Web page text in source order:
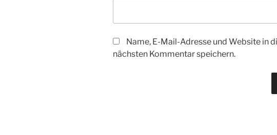
Name, E-Mail-Adresse und Website in
nächsten Kommentar speichern.